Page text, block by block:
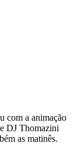
com a animação
DJ Thomazini
as matinês.